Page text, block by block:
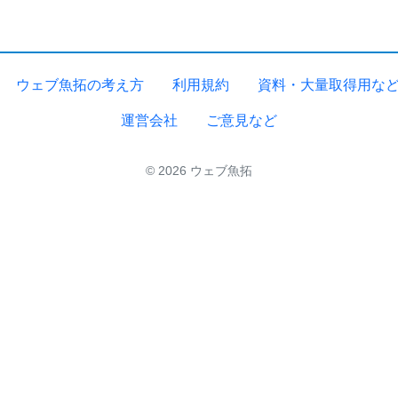
ウェブ魚拓の考え方 利用規約 資料・大量取得用な
運営会社 ご意見など
© 2026 ウェブ魚拓